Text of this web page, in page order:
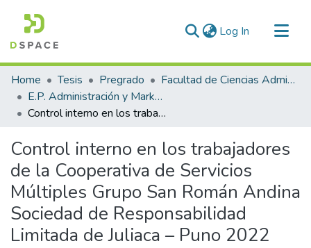
Log In (current)
Communities & Collections
All of DSpace
Statistics
Home Tesis Pregrado
Facultad de Ciencias Administrativas
E.P. Administración y Marketing
Control interno en los trabajadores de la Cooperativa de Servicios Múltiples Grupo San Román Andina Sociedad de Responsabilidad Limitada de Juliaca – Puno 2022
Control interno en los trabajadores
de la Cooperativa de Servicios
Múltiples Grupo San Román Andina
Sociedad de Responsabilidad
Limitada de Juliaca – Puno 2022